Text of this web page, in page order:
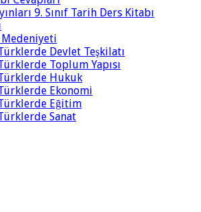
9. Sınıf Tarih Ders Kitabı
Devlet Teşkilatı
Toplum Yapısı
Hukuk
Ekonomi
Eğitim
Sanat